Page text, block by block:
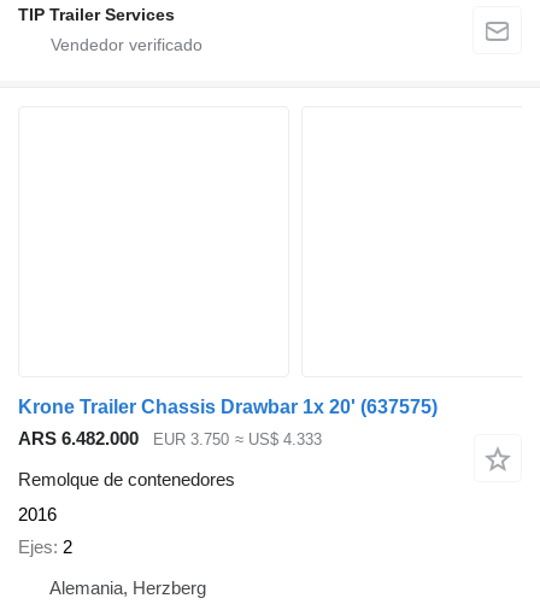
TIP Trailer Services
Krone Trailer Chassis Drawbar 1x 20' (637575)
ARS 6.482.000
EUR 3.750 ≈ US$ 4.333
Remolque de contenedores
2016
Ejes 2
Alemania, Herzberg